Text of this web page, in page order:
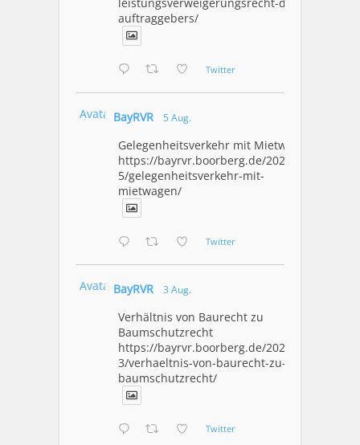
auftraggebers/
Twitter
Avatar BayRVR 5 Aug.
Gelegenheitsverkehr mit Mietwagen
https://bayrvr.boorberg.de/2026/08/0
5/gelegenheitsverkehr-mit-
mietwagen/
Twitter
Avatar BayRVR 3 Aug.
Verhältnis von Baurecht zu
Baumschutzrecht
https://bayrvr.boorberg.de/2026/08/0
3/verhaeltnis-von-baurecht-zu-
baumschutzrecht/
Twitter